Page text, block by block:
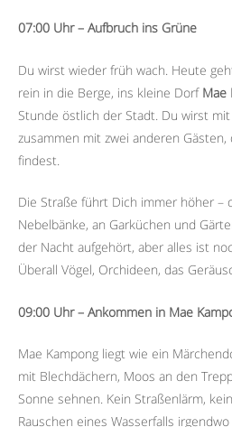
07:00 Uhr – Aufbruch ins Grüne
Du wirst wieder früh wach. Heute
rein in die Berge, ins kleine Dorf Mae
Stunde östlich der Stadt. Du wirst
zusammen mit zwei anderen
findest.
Die Straße führt Dich immer höher –
Nebelbänke, an Garküchen und
der Nacht aufgehört, aber alles ist
Überall Vögel, Orchideen, das
09:00 Uhr – Ankommen in Mae
Mae Kampong liegt wie ein
mit Blechdächern, Moos an den
Sonne sehnen. Kein Straßenlärm,
Rauschen eines Wasserfalls